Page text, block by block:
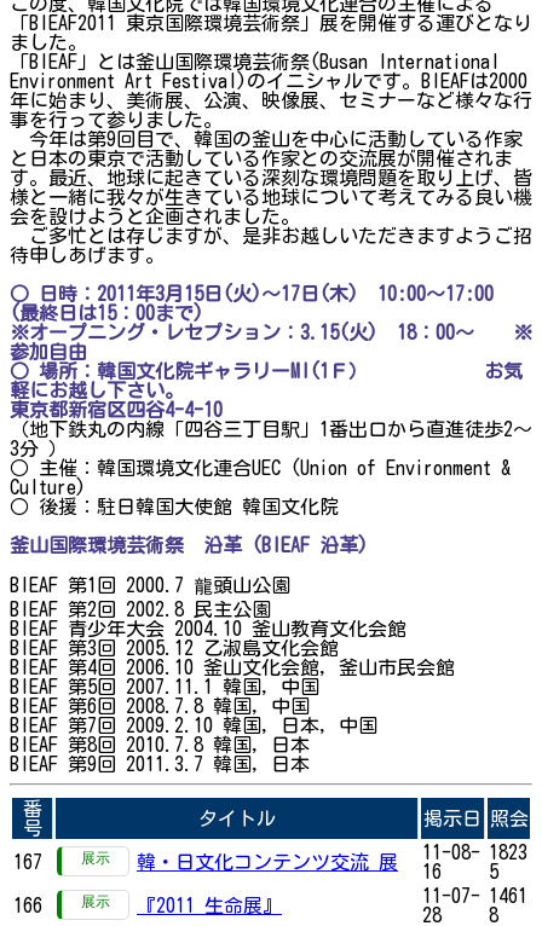
「BIEAF2011 東京国際環境芸術祭」展を開催する運びとなり
ました。
「BIEAF」とは釜山国際環境芸術祭(Busan International
Environment Art Festival)のイニシャルです。BIEAFは2000
年に始まり、美術展、公演、映像展、セミナーなど様々な行
事を行って参りました。
今年は第9回目で、韓国の釜山を中心に活動している作家
と日本の東京で活動している作家との交流展が開催されま
す。最近、地球に起きている深刻な環境問題を取り上げ、皆
様と一緒に我々が生きている地球について考えてみる良い機
会を設けようと企画されました。
ご多忙とは存じますが、是非お越しいただきますようご招
待申しあげます。
○ 日時：2011年3月15日(火)～17日(木) 10:00～17:00
(最終日は15：00まで)
※オープニング・レセプション：3.15(火) 18：00～ ※
参加自由
○ 場所：韓国文化院ギャラリーMI(1Ｆ） お気
軽にお越し下さい。
東京都新宿区四谷4-4-10
（地下鉄丸の内線「四谷三丁目駅」1番出口から直進徒歩2～
3分 ）
○ 主催：韓国環境文化連合UEC (Union of Environment &
Culture)
○ 後援：駐日韓国大使館 韓国文化院
釜山国際環境芸術祭 沿革 (BIEAF 沿革)
BIEAF 第1回 2000.7 龍頭山公園
BIEAF 第2回 2002.8 民主公園
BIEAF 青少年大会 2004.10 釜山教育文化会館
BIEAF 第3回 2005.12 乙淑島文化会館
BIEAF 第4回 2006.10 釜山文化会館, 釜山市民会館
BIEAF 第5回 2007.11.1 韓国, 中国
BIEAF 第6回 2008.7.8 韓国, 中国
BIEAF 第7回 2009.2.10 韓国, 日本, 中国
BIEAF 第8回 2010.7.8 韓国, 日本
BIEAF 第9回 2011.3.7 韓国, 日本
番
号
タイトル 掲示日 照会
167 韓・日文化コンテンツ交流 展
11-08-
16
1823
5
166
『2011 生命展』
11-07-
28
1461
8